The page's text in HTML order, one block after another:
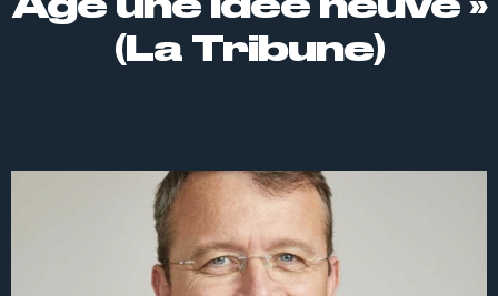
(La Tribune)